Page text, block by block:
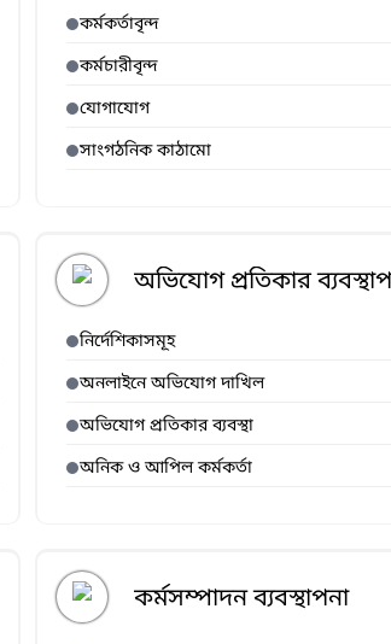
কর্মকর্তাবৃন্দ
কর্মচারীবৃন্দ
যোগাযোগ
সাংগঠনিক কাঠামো
অভিযোগ প্রতিকার
নির্দেশিকাসমূহ
অনলাইনে অভিযোগ দাখিল
অভিযোগ প্রতিকার ব্যবস্থা
অনিক ও আপিল কর্মকর্তা
কর্মসম্পাদন ব্যবস্থাপনা